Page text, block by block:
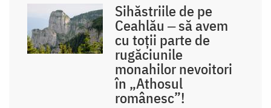
Sihăstriile de pe
Ceahlău ‒ să avem
cu toții parte de
rugăciunile
monahilor nevoitori
în „Athosul
românesc”!